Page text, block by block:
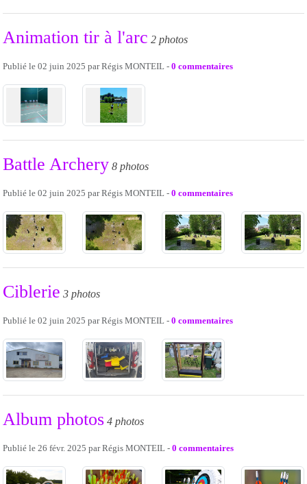
Animation tir à l'arc 2 photos
Publié le 02 juin 2025 parRégis MONTEIL - 0 commentaires
Battle Archery 8 photos
Publié le 02 juin 2025 parRégis MONTEIL - 0 commentaires
Ciblerie 3 photos
Publié le 02 juin 2025 parRégis MONTEIL - 0 commentaires
Album photos 4 photos
Publié le 26 févr. 2025 parRégis MONTEIL - 0 commentaires